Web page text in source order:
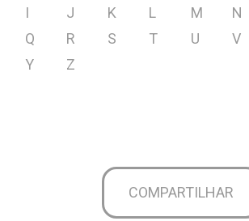
I
J K L M N
Q
R S T U V
Y
Z
COMPARTILHAR